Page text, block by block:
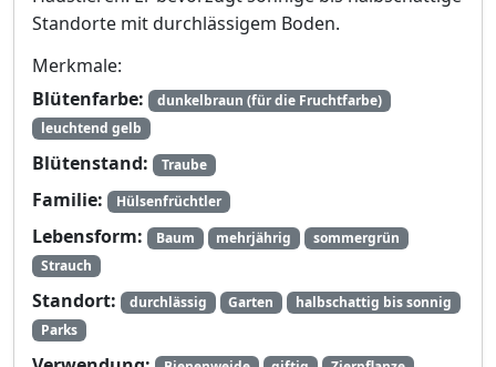
Standorte mit durchlässigem Boden.
Merkmale:
Blütenfarbe:
dunkelbraun (für die Fruchtfarbe)
leuchtend gelb
Blütenstand: Traube
Familie: Hülsenfrüchtler
Lebensform: Baum mehrjährig
sommergrün
Strauch
Standort: durchlässig Garten
halbschattig bis sonnig
Parks